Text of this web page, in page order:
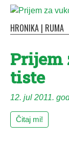
HRONIKA | RUMA
Pri­jem
ti­ste
12. jul 2011.
Čitaj mi!